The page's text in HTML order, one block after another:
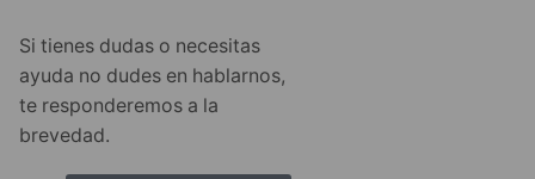
Si tienes dudas o necesitas
ayuda no dudes en hablarnos,
te responderemos a la
brevedad.